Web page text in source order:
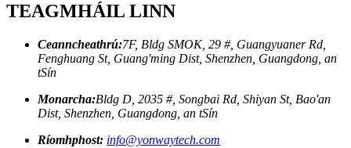
TEAGMHÁIL LINN
Ceanncheathrú:7F, Bldg SMOK, 29 #, Guangyuaner Rd,
Fenghuang St, Guang'ming Dist, Shenzhen, Guangdong, an
tSín
Monarcha:Bldg D, 2035 #, Songbai Rd, Shiyan St, Bao'an
Dist, Shenzhen, Guangdong, an tSín
Ríomhphost: info@yonwaytech.com